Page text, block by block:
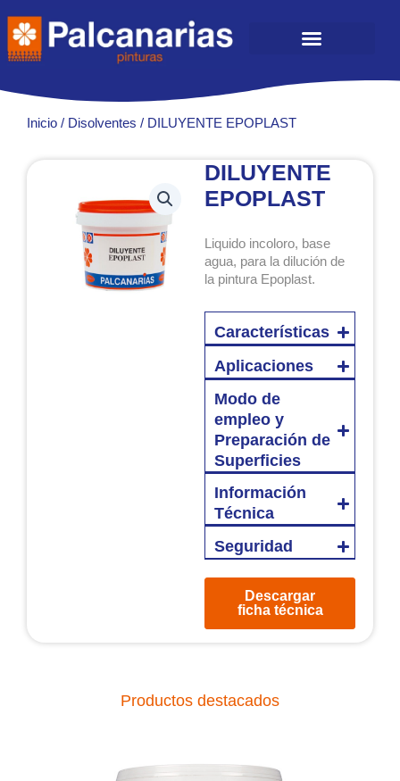
contenido
Inicio / Disolventes / DILUYENTE EPOPLAST
DILUYENTE
EPOPLAST
Liquido incoloro, base
agua, para la dilución de
la pintura Epoplast.
Características
Aplicaciones
Modo de
empleo y
Preparación de
Superficies
Información
Técnica
Seguridad
Descargar
ficha técnica
Productos destacados